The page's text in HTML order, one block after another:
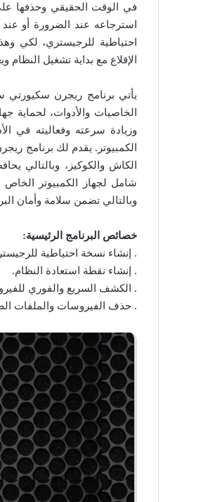
في الوقت الحقيقي وحذفها على
استرجاعه عند الضرورة أو
احتياطية للرجيستري، لكي
الإقلاع مع بداية تشغيل
يأتي برنامج ريجرن
الخاصيات والأدوات، لحماية
وزيادة سرعته وفعاليته في
الكمبيوتر. يقدم لك برنامج
الكاش والكوكيز، وبالتالي
شامل لجهاز الكمبيوتر
وبالتالي تضمن سلامة وأمان
خصائص البرنامج الرئيسية:
. إنشاء نسخة احتياطية
. إنشاء نقطة استعادة النظام.
. الكشف السريع والفوري
. حذف الفيروسات والملفات